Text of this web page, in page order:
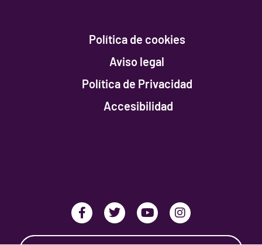
Política de cookies
Aviso legal
Política de Privacidad
Accesibilidad
f